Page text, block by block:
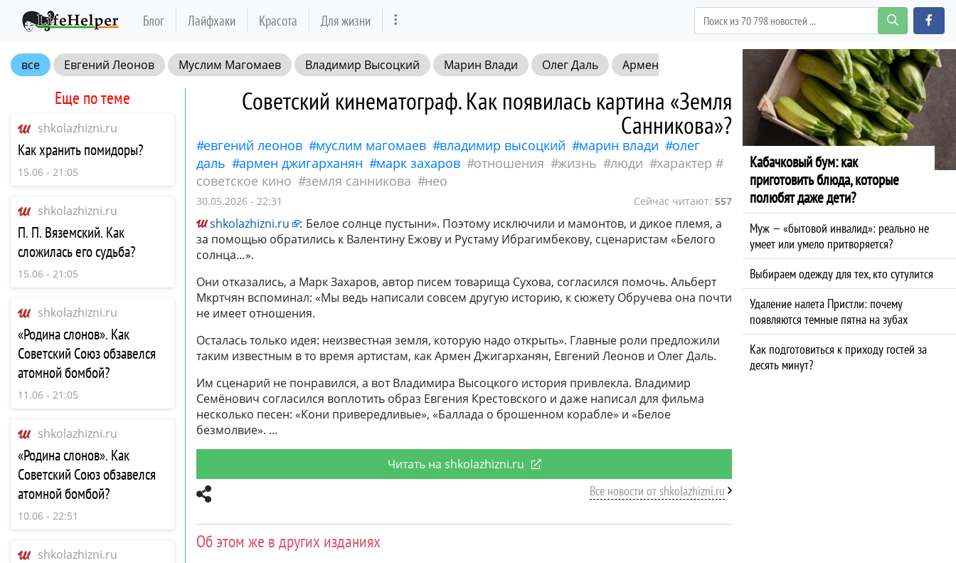
Блог Лайфхаки Красота Для жизни
все Евгений Леонов Муслим Магомаев Владимир Высоцкий Марин Влади Олег Даль
Армен
Джигарханян
Марк Захаров отношения жизнь характер
земля Санникова
Еще по теме
shkolazhizni.ru
Как хранить помидоры?
15.06 - 21:05
shkolazhizni.ru
П. П. Вяземский. Как
сложилась его судьба?
15.06 - 21:05
shkolazhizni.ru
«Родина слонов». Как
Советский Союз обзавелся
атомной бомбой?
11.06 - 21:05
shkolazhizni.ru
«Родина слонов». Как
Советский Союз обзавелся
атомной бомбой?
10.06 - 22:51
shkolazhizni.ru
Советский кинематограф. Как появилась картина «Земля
Санникова»?
евгений леонов муслим магомаев владимир высоцкий марин влади
олег
даль
армен джигарханян марк захаров отношения жизнь люди
характер
советское кино
земля санникова нео
30.05.2026 - 22:31 Сейчас читают: 557
shkolazhizni.ru : Белое солнце пустыни». Поэтому исключили и мамонтов, и дикое племя, а
за помощью обратились к Валентину Ежову и Рустаму Ибрагимбекову, сценаристам «Белого
солнца…».
Они отказались, а Марк Захаров, автор писем товарища Сухова, согласился помочь. Альберт
Мкртчян вспоминал: «Мы ведь написали совсем другую историю, к сюжету Обручева она почти
не имеет отношения.
Осталась только идея: неизвестная земля, которую надо открыть». Главные роли предложили
таким известным в то время артистам, как Армен Джигарханян, Евгений Леонов и Олег Даль.
Им сценарий не понравился, а вот Владимира Высоцкого история привлекла. Владимир
Семёнович согласился воплотить образ Евгения Крестовского и даже написал для фильма
несколько песен: «Кони привередливые», «Баллада о брошенном корабле» и «Белое
безмолвие».
Читать на shkolazhizni.ru
Все новости от shkolazhizni.ru
Об этом же в других изданиях
Кабачковый бум: как
приготовить блюда, которые
полюбят даже дети?
Муж — «бытовой инвалид»: реально не
умеет или умело притворяется?
Выбираем одежду для тех, кто сутулится
Удаление налета Пристли: почему
появляются темные пятна на зубах
Как подготовиться к приходу гостей за
десять минут?